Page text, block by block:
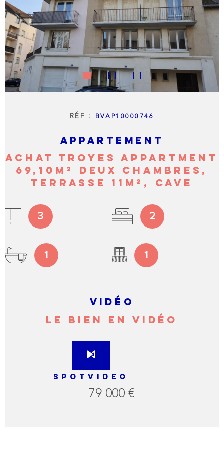
LIVRE
NOTRE
NOTRE
RÉF : BVAP10000746
APPARTEMENT
ACHAT TROYES APPARTMENT
69,10M² DEUX CHAMBRES,
TERRASSE 11M², CAVE
3 2
1 1
VIDÉO
LE BIEN EN VIDÉO
SPOTVIDEO
79 000 €